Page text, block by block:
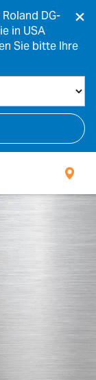
DG-
in USA
Sie bitte Ihre
×